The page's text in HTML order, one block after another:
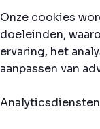
Onze cookies
doeleinden,
ervaring, het
aanpassen van
Analyticsdiensten